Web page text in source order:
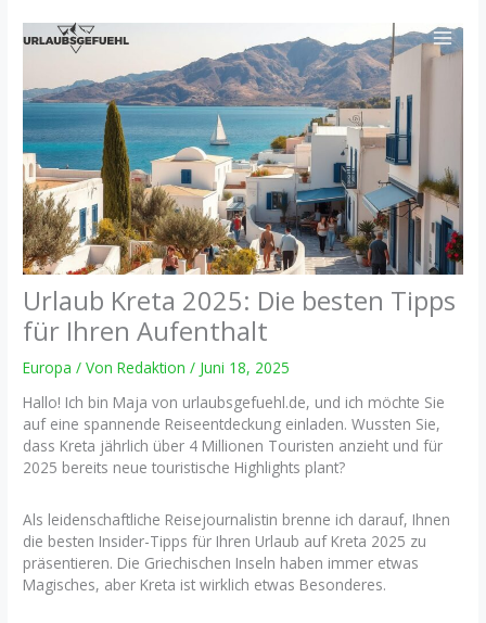
Urlaub Kreta 2025: Die besten Tipps
für Ihren Aufenthalt
Europa / VonRedaktion/ Juni 18, 2025
Hallo! Ich bin Maja von urlaubsgefuehl.de, und ich möchte Sie
auf eine spannende Reiseentdeckung einladen. Wussten Sie,
dass Kreta jährlich über 4 Millionen Touristen anzieht und für
2025 bereits neue touristische Highlights plant?
Als leidenschaftliche Reisejournalistin brenne ich darauf, Ihnen
die besten Insider-Tipps für Ihren Urlaub auf Kreta 2025 zu
präsentieren. Die Griechischen Inseln haben immer etwas
Magisches, aber Kreta ist wirklich etwas Besonderes.